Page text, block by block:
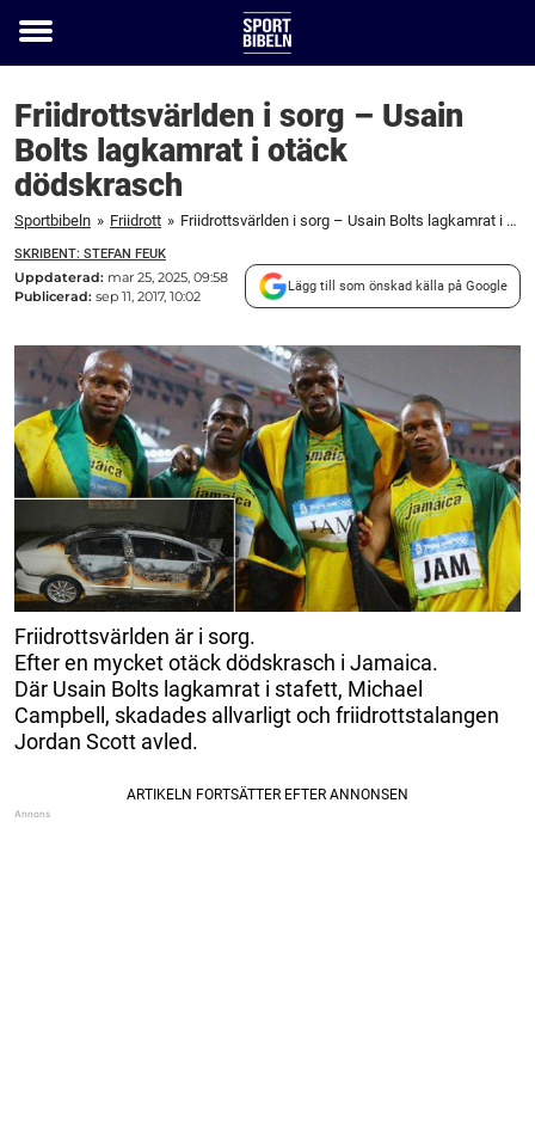
Toggle
Friidrottsvärlden i sorg – Usain
Bolts lagkamrat i otäck
dödskrasch
Sportbibeln » Friidrott » Friidrottsvärlden i sorg – Usain Bolts lagkamrat i otäck dödskrasch
SKRIBENT: STEFAN FEUK
Uppdaterad: mar 25, 2025, 09:58
Publicerad: sep 11, 2017, 10:02
Lägg till som önskad källa på Google
Friidrottsvärlden är i sorg.
Efter en mycket otäck dödskrasch i Jamaica.
Där Usain Bolts lagkamrat i stafett, Michael
Campbell, skadades allvarligt och friidrottstalangen
Jordan Scott avled.